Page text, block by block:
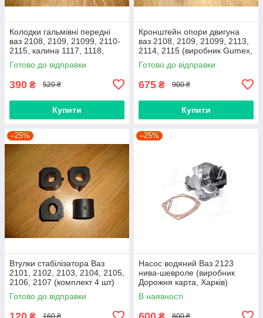
Колодки гальмівні передні
ваз 2108, 2109, 21099, 2110-
2115, калина 1117, 1118,
1119, приора 2170 (Raf,
Латвія)
Готово до відправки
390 ₴ 520 ₴
Купити
Кронштейн опори двигуна
ваз 2108, 2109, 21099, 2113,
2114, 2115 (виробник Gumex,
Польща)
Готово до відправки
675 ₴ 900 ₴
Купити
–25%
Втулки стабілізатора Ваз
2101, 2102, 2103, 2104, 2105,
2106, 2107 (комплект 4 шт)
виробник Gumex, Польща
Готово до відправки
–25%
Насос водяний Ваз 2123
нива-шевроле (виробник
Дорожня карта, Харків)
В наявності